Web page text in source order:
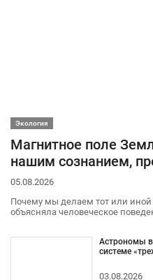
Экология
Магнитное поле
нашим сознанием,
05.08.2026
Почему мы делаем тот или иной
объясняла человеческое
Астрономы
системе
03.08.2026